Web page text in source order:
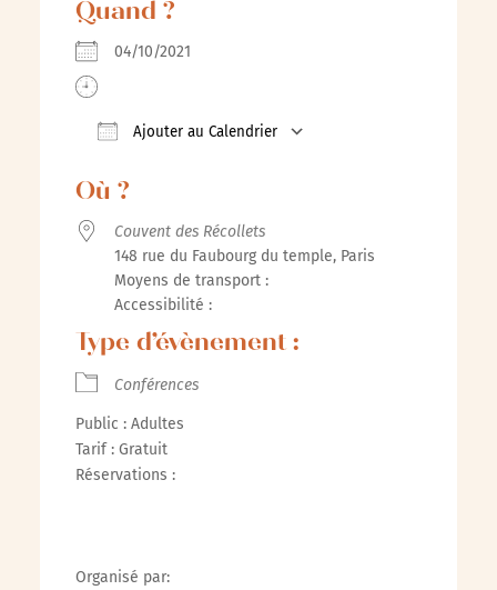
Quand ?
04/10/2021
Ajouter au Calendrier
Où ?
Couvent des Récollets
148 rue du Faubourg du temple, Paris
Moyens de transport :
Accessibilité :
Type d’évènement :
Conférences
Public : Adultes
Tarif : Gratuit
Réservations :
Organisé par: